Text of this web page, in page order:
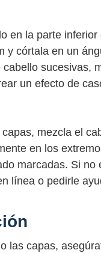
en la parte
y córtala en un
sucesivas,
un efecto de
mezcla el
en los
marcadas. Si
línea o pedirle
las capas,